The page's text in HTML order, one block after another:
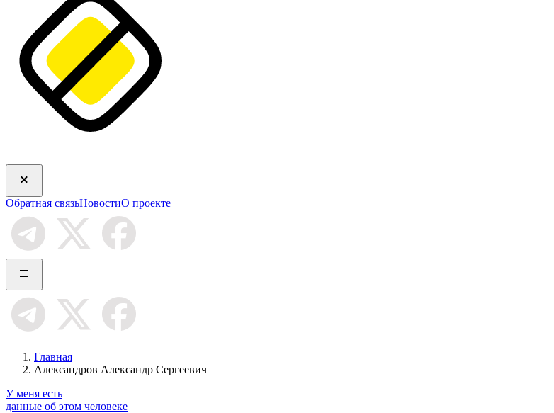
Обратная связьНовостиО проекте
Главная
Александров Александр Сергеевич
У меня есть
данные об этом человеке